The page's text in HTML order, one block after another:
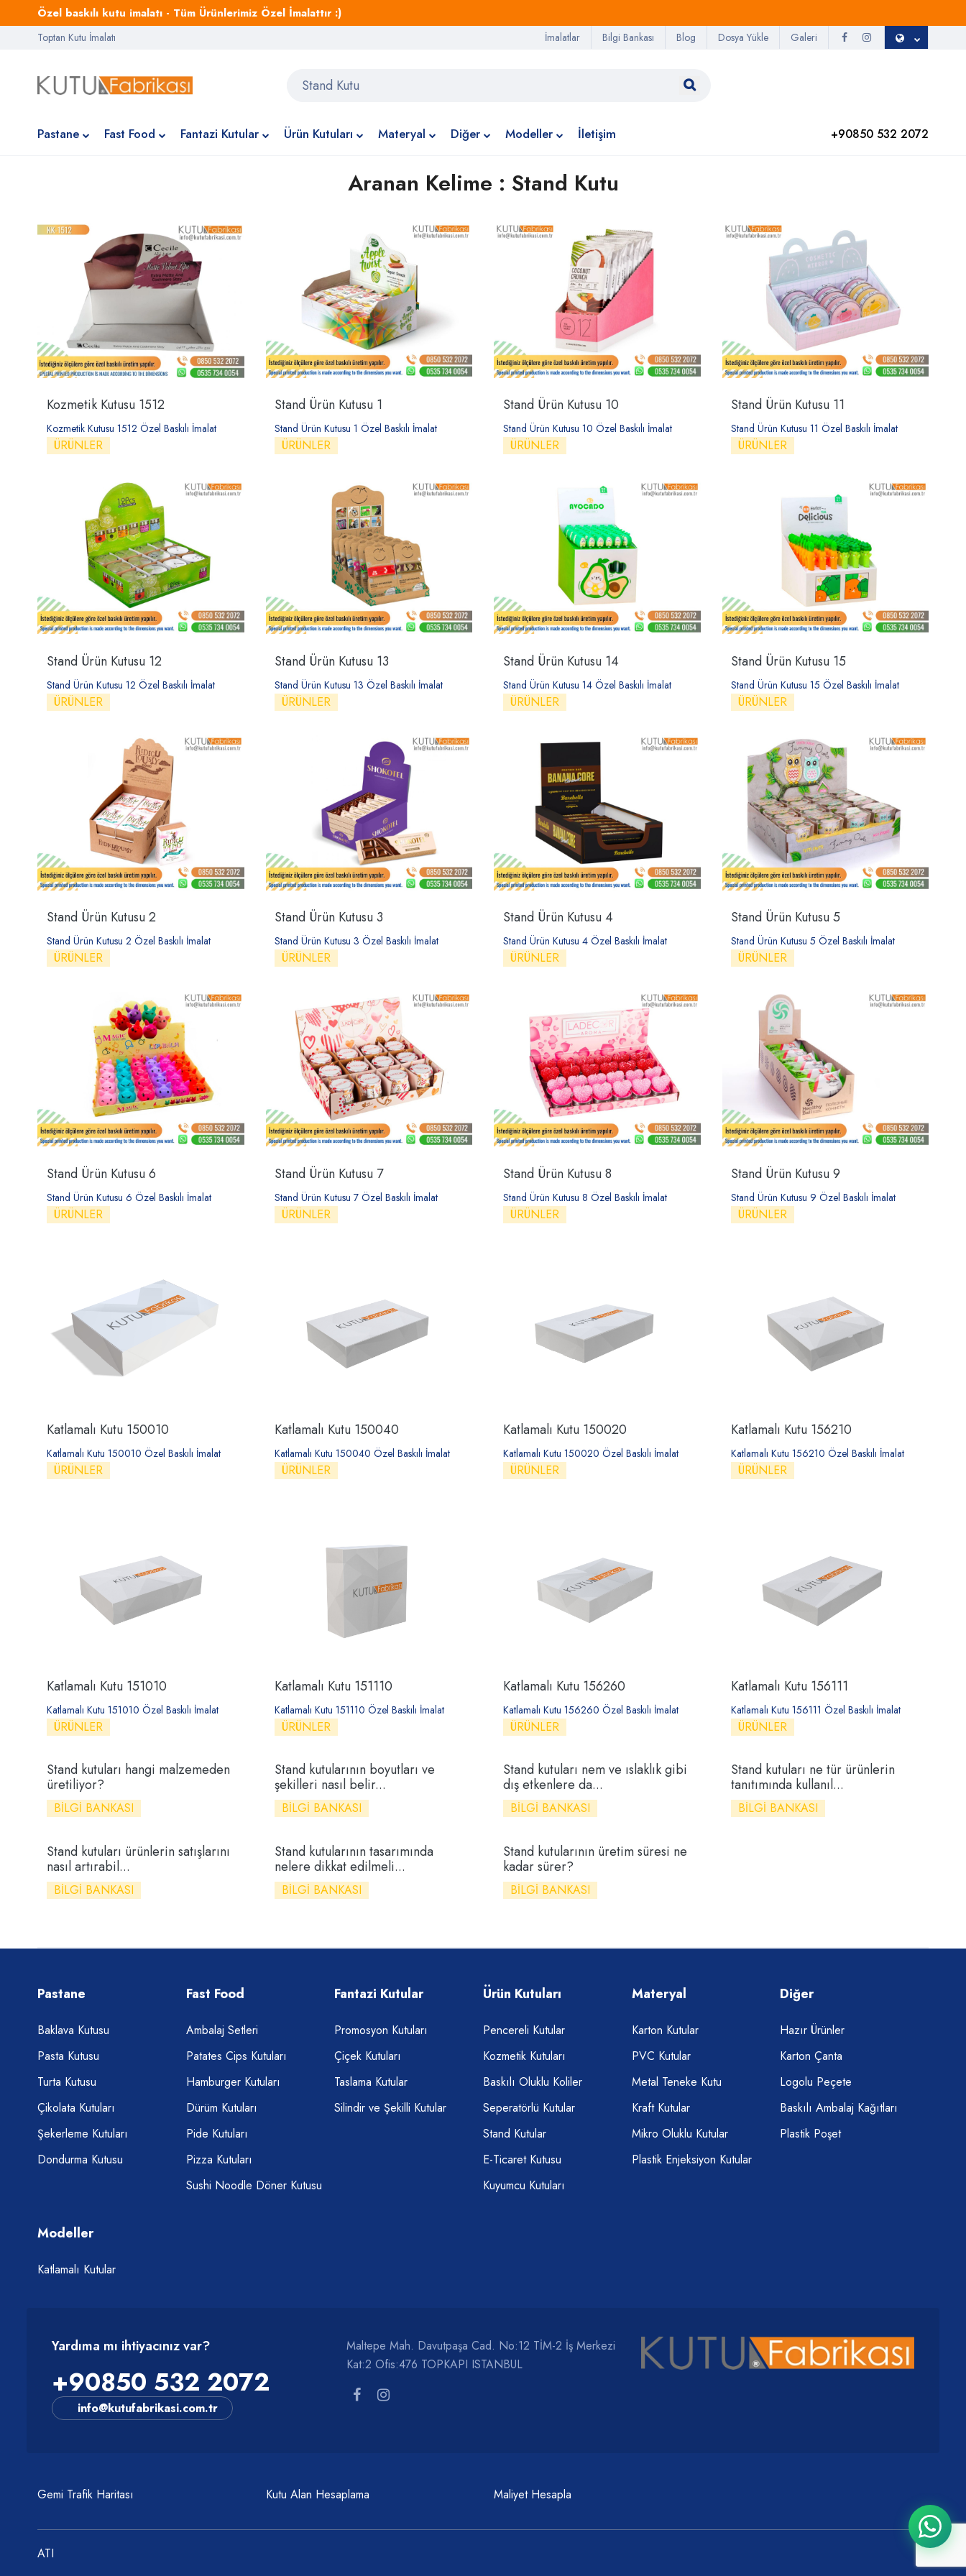
Özel baskılı kutu imalatı - Tüm Ürünlerimiz Özel İmalattır :)
Toptan Kutu İmalatı İmalatlar Bilgi Bankası Blog Dosya Yükle Galeri
Pastane Fast Food Fantazi Kutular Ürün Kutuları Materyal Diğer Modeller İletişim +90850 532 2072
Aranan Kelime : Stand Kutu
Kozmetik Kutusu 1512
Kozmetik Kutusu 1512 Özel Baskılı İmalat
ÜRÜNLER
Stand Ürün Kutusu 1
Stand Ürün Kutusu 1 Özel Baskılı İmalat
ÜRÜNLER
Stand Ürün Kutusu 10
Stand Ürün Kutusu 10 Özel Baskılı İmalat
ÜRÜNLER
Stand Ürün Kutusu 11
Stand Ürün Kutusu 11 Özel Baskılı İmalat
ÜRÜNLER
Stand Ürün Kutusu 12
Stand Ürün Kutusu 12 Özel Baskılı İmalat
ÜRÜNLER
Stand Ürün Kutusu 13
Stand Ürün Kutusu 13 Özel Baskılı İmalat
ÜRÜNLER
Stand Ürün Kutusu 14
Stand Ürün Kutusu 14 Özel Baskılı İmalat
ÜRÜNLER
Stand Ürün Kutusu 15
Stand Ürün Kutusu 15 Özel Baskılı İmalat
ÜRÜNLER
Stand Ürün Kutusu 2
Stand Ürün Kutusu 2 Özel Baskılı İmalat
ÜRÜNLER
Stand Ürün Kutusu 3
Stand Ürün Kutusu 3 Özel Baskılı İmalat
ÜRÜNLER
Stand Ürün Kutusu 4
Stand Ürün Kutusu 4 Özel Baskılı İmalat
ÜRÜNLER
Stand Ürün Kutusu 5
Stand Ürün Kutusu 5 Özel Baskılı İmalat
ÜRÜNLER
Stand Ürün Kutusu 6
Stand Ürün Kutusu 6 Özel Baskılı İmalat
ÜRÜNLER
Stand Ürün Kutusu 7
Stand Ürün Kutusu 7 Özel Baskılı İmalat
ÜRÜNLER
Stand Ürün Kutusu 8
Stand Ürün Kutusu 8 Özel Baskılı İmalat
ÜRÜNLER
Stand Ürün Kutusu 9
Stand Ürün Kutusu 9 Özel Baskılı İmalat
ÜRÜNLER
Katlamalı Kutu 150010
Katlamalı Kutu 150010 Özel Baskılı İmalat
ÜRÜNLER
Katlamalı Kutu 150040
Katlamalı Kutu 150040 Özel Baskılı İmalat
ÜRÜNLER
Katlamalı Kutu 150020
Katlamalı Kutu 150020 Özel Baskılı İmalat
ÜRÜNLER
Katlamalı Kutu 156210
Katlamalı Kutu 156210 Özel Baskılı İmalat
ÜRÜNLER
Katlamalı Kutu 151010
Katlamalı Kutu 151010 Özel Baskılı İmalat
ÜRÜNLER
Katlamalı Kutu 151110
Katlamalı Kutu 151110 Özel Baskılı İmalat
ÜRÜNLER
Katlamalı Kutu 156260
Katlamalı Kutu 156260 Özel Baskılı İmalat
ÜRÜNLER
Katlamalı Kutu 156111
Katlamalı Kutu 156111 Özel Baskılı İmalat
ÜRÜNLER
Stand kutuları hangi malzemeden
üretiliyor?
BILGI BANKASI
Stand kutularının boyutları ve
şekilleri nasıl belir...
BILGI BANKASI
Stand kutuları nem ve ıslaklık gibi
dış etkenlere da...
BILGI BANKASI
Stand kutuları ne tür ürünlerin
tanıtımında kullanıl...
BILGI BANKASI
Stand kutuları ürünlerin satışlarını
nasıl artırabil...
BILGI BANKASI
Stand kutularının tasarımında
nelere dikkat edilmeli...
BILGI BANKASI
Stand kutularının üretim süresi ne
kadar sürer?
BILGI BANKASI
Pastane
Baklava Kutusu
Pasta Kutusu
Turta Kutusu
Çikolata Kutuları
Şekerleme Kutuları
Dondurma Kutusu
Fast Food
Ambalaj Setleri
Patates Cips Kutuları
Hamburger Kutuları
Dürüm Kutuları
Pide Kutuları
Pizza Kutuları
Sushi Noodle Döner Kutusu
Fantazi Kutular
Promosyon Kutuları
Çiçek Kutuları
Taslama Kutular
Silindir ve Şekilli Kutular
Ürün Kutuları
Pencereli Kutular
Kozmetik Kutuları
Baskılı Oluklu Koliler
Seperatörlü Kutular
Stand Kutular
E-Ticaret Kutusu
Kuyumcu Kutuları
Materyal
Karton Kutular
PVC Kutular
Metal Teneke Kutu
Kraft Kutular
Mikro Oluklu Kutular
Plastik Enjeksiyon Kutular
Diğer
Hazır Ürünler
Karton Çanta
Logolu Peçete
Baskılı Ambalaj Kağıtları
Plastik Poşet
Modeller
Katlamalı Kutular
Yardıma mı ihtiyacınız var?
+90850 532 2072
info@kutufabrikasi.com.tr
Maltepe Mah. Davutpaşa Cad. No:12 TİM-2 İş Merkezi
Kat:2 Ofis:476 TOPKAPI ISTANBUL
Gemi Trafik Haritası Kutu Alan Hesaplama Maliyet Hesapla
ATI